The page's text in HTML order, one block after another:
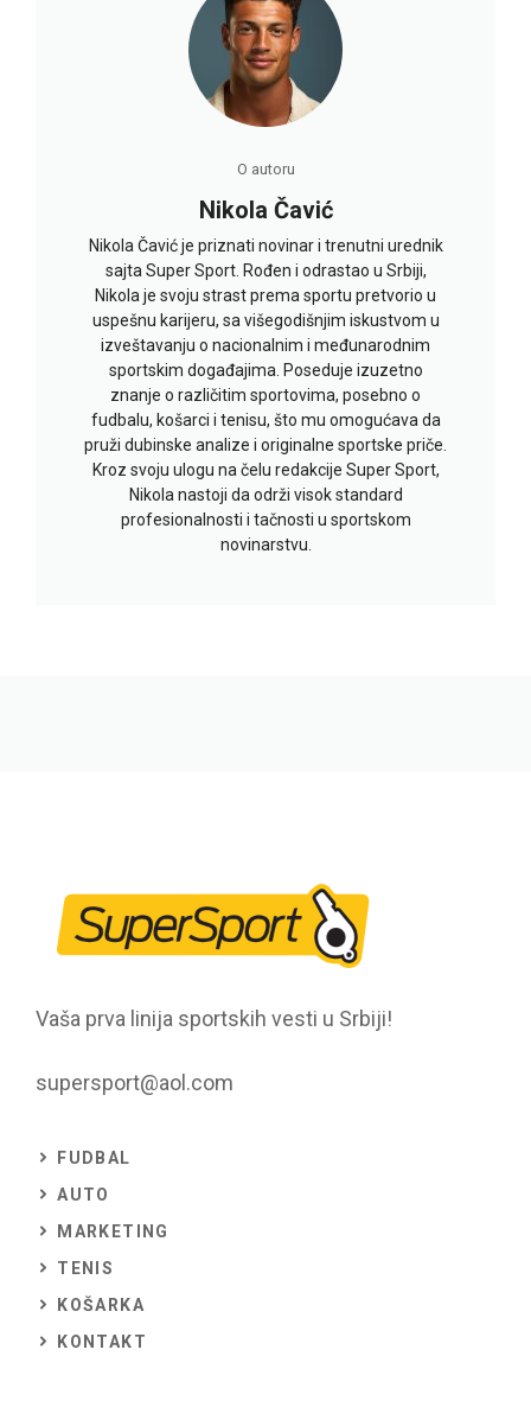
O autoru
Nikola Čavić
Nikola Čavić je priznati novinar i trenutni urednik
sajta Super Sport. Rođen i odrastao u Srbiji,
Nikola je svoju strast prema sportu pretvorio u
uspešnu karijeru, sa višegodišnjim iskustvom u
izveštavanju o nacionalnim i međunarodnim
sportskim događajima. Poseduje izuzetno
znanje o različitim sportovima, posebno o
fudbalu, košarci i tenisu, što mu omogućava da
pruži dubinske analize i originalne sportske priče.
Kroz svoju ulogu na čelu redakcije Super Sport,
Nikola nastoji da održi visok standard
profesionalnosti i tačnosti u sportskom
novinarstvu.
Vaša prva linija sportskih vesti u Srbiji!
supersport@aol.com
FUDBAL
AUTO
MARKETING
TENIS
KOŠARKA
KONTAKT